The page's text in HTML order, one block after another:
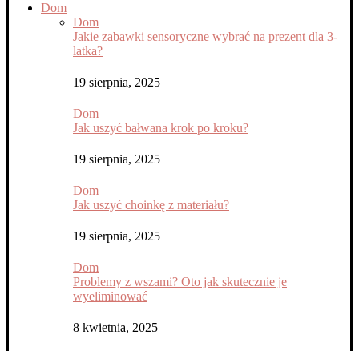
Dom
Dom
Jakie zabawki sensoryczne wybrać na prezent dla 3-
latka?
19 sierpnia, 2025
Dom
Jak uszyć bałwana krok po kroku?
19 sierpnia, 2025
Dom
Jak uszyć choinkę z materiału?
19 sierpnia, 2025
Dom
Problemy z wszami? Oto jak skutecznie je
wyeliminować
8 kwietnia, 2025